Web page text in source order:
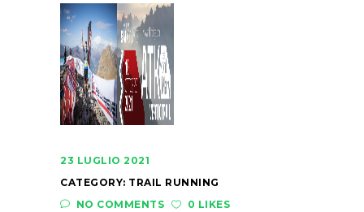
23 LUGLIO 2021
CATEGORY: TRAIL RUNNING
NO COMMENTS
0 LIKES